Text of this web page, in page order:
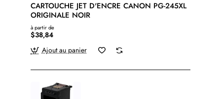
CARTOUCHE JET D'ENCRE CANON PG-245XL
ORIGINALE NOIR
à partir de
$38,84
Ajout au panier